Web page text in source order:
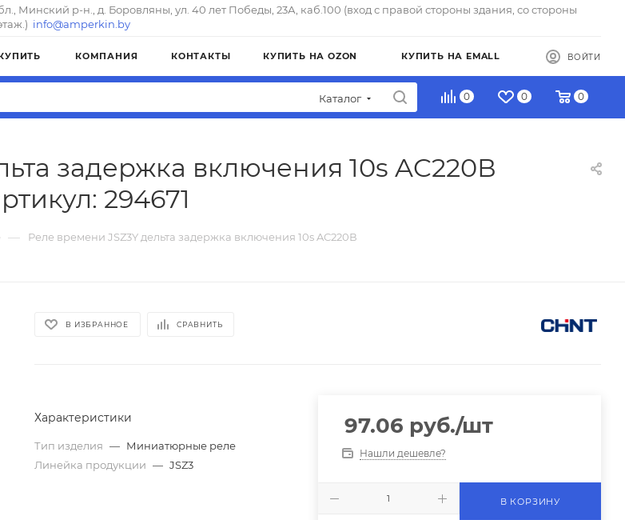
Минский р-н., д. Боровляны, ул. 40 лет Победы, 23А, каб.100 (вход с правой стороны здания, со стороны
info@amperkin.by
КОМПАНИЯ КОНТАКТЫ КУПИТЬ НА OZON КУПИТЬ НА EMALL ВОЙТИ
Каталог 0 0 0
задержка включения 10s AC220В
294671
— Реле времени JSZ3Y дельта задержка включения 10s AC220В
В ИЗБРАННОЕ СРАВНИТЬ
Характеристики
Тип изделия — Миниатюрные реле
Линейка продукции — JSZ3
97.06 руб./шт
Нашли дешевле?
В КОРЗИНУ